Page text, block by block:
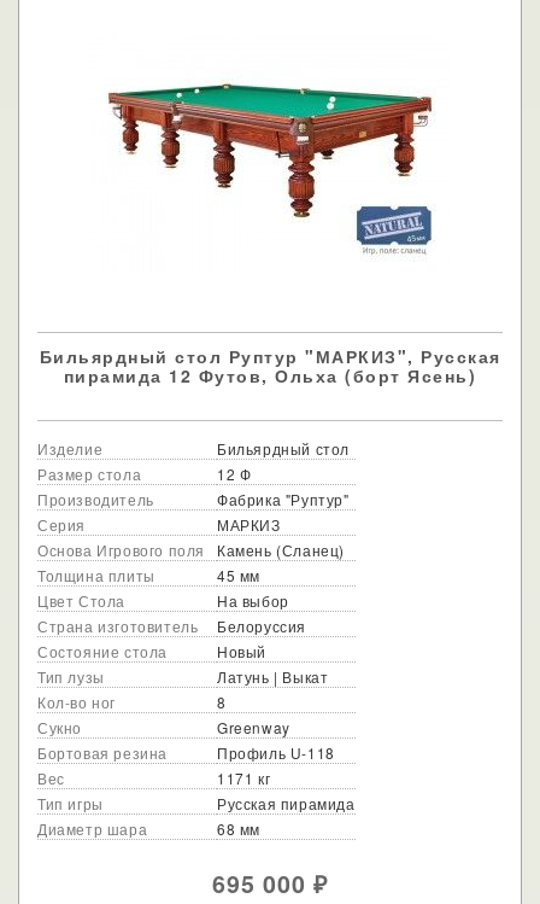
Бильярдный стол Руптур "МАРКИЗ", Русская
пирамида 12 Футов, Ольха (борт Ясень)
Изделие
Бильярдный стол
Размер стола
12 Ф
Производитель
Фабрика "Руптур"
Серия
МАРКИЗ
Основа Игрового поля
Камень (Сланец)
Толщина плиты
45 мм
Цвет Стола
На выбор
Страна изготовитель
Белоруссия
Состояние стола
Новый
Тип лузы
Латунь | Выкат
Кол-во ног
8
Сукно
Greenway
Бортовая резина
Профиль U-118
Вес
1171 кг
Тип игры
Русская пирамида
Диаметр шара
68 мм
695 000₽